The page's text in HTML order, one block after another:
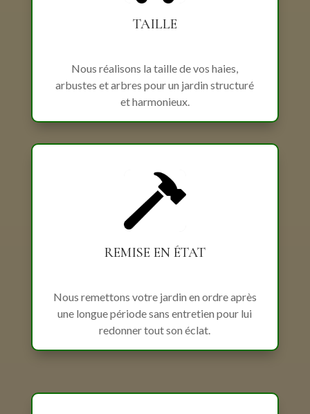
TAILLE
Nous réalisons la taille de vos haies,
arbustes et arbres pour un jardin structuré
et harmonieux.
REMISE EN ÉTAT
Nous remettons votre jardin en ordre après
une longue période sans entretien pour lui
redonner tout son éclat.